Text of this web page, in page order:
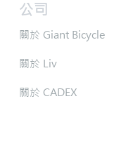
​公司
​關於 Giant Bicycle
​關於 Liv
​關於 CADEX